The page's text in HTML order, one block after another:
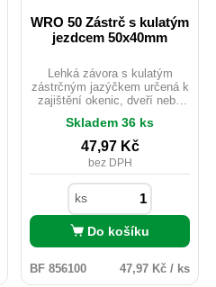
WRO 50 Zástrč s kulatým
jezdcem 50x40mm
Lehká závora s kulatým
zástrčným jazýčkem určená k
zajištění okenic, dveří nebo
samovolnému otevření či
pohybu dvířek a vík.
Skladem 36 ks
47,97 Kč
bez DPH
ks
Do košíku
BF 856100 47,97 Kč / ks